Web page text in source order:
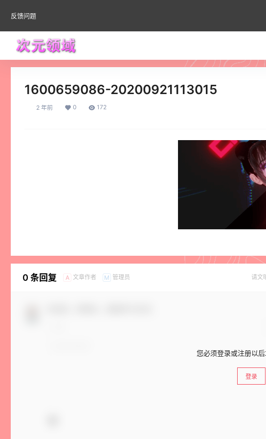
反馈问题
1600659086-20200921113015
2 年前 0 172
0 条回复 A 文章作者 M 管理员 请文
您必须登录或注册以
登录